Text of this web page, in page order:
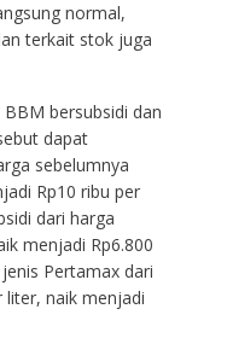
normal,
terkait stok juga
bersubsidi dan
dapat
sebelumnya
Rp10 ribu per
dari harga
menjadi Rp6.800
Pertamax dari
liter, naik menjadi